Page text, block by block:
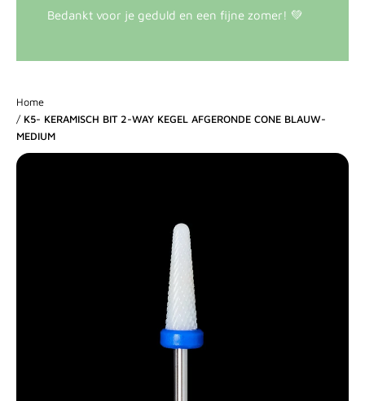
Bedankt voor je geduld en een fijne zomer! 💚
Home
/ K5- KERAMISCH BIT 2-WAY KEGEL AFGERONDE CONE BLAUW-
MEDIUM